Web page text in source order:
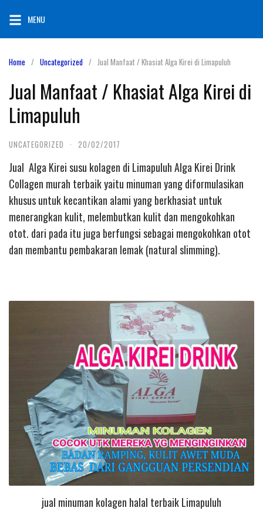
content
MENU
Home Uncategorized Jual Manfaat / Khasiat Alga Kirei di Limapuluh
Jual Manfaat / Khasiat Alga Kirei di
Limapuluh
UNCATEGORIZED · 20/02/2017
Jual Alga Kirei susu kolagen di Limapuluh Alga Kirei Drink
Collagen murah terbaik yaitu minuman yang diformulasikan
khusus untuk kecantikan alami yang berkhasiat untuk
menerangkan kulit, melembutkan kulit dan mengokohkan
otot. dari pada itu juga berfungsi sebagai mengokohkan otot
dan membantu pembakaran lemak (natural slimming).
jual minuman kolagen halal terbaik Limapuluh